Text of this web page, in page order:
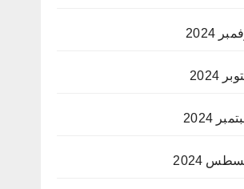
2024
2024
2024
2024